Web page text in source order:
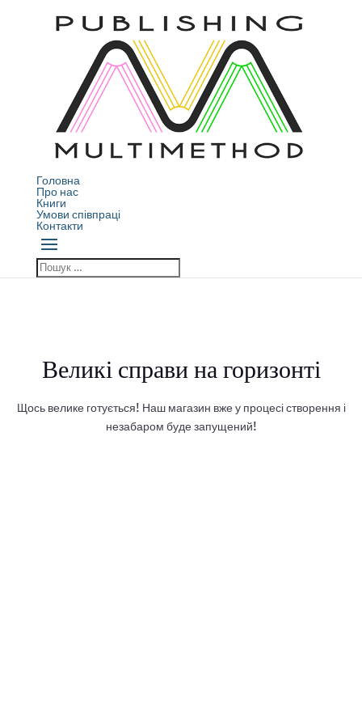
Головна
Про нас
Книги
Умови співпраці
Контакти
Великі справи на горизонті
Щось велике готується! Наш магазин вже у процесі створення і
незабаром буде запущений!